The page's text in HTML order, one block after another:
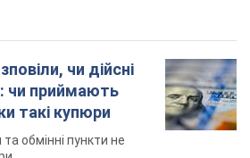
чи дійсні
чи приймають
такі купюри
обмінні пункти не